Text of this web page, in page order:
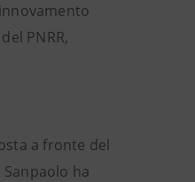
PNRR,
a fronte del
ha